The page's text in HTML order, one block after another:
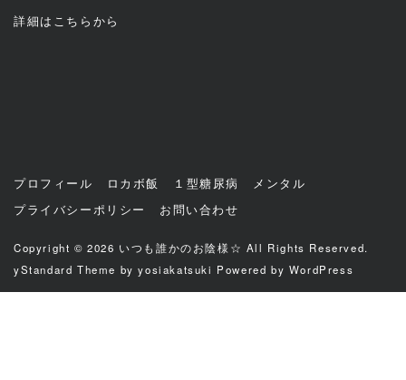
詳細は こちら から
プロフィール ロカボ飯 １型糖尿病
メンタル
プライバシーポリシー
お問い合わせ
Copyright © 2026 いつも誰かのお陰様☆ All Rights Reserved.
yStandard Theme byyosiakatsuki Powered by WordPress